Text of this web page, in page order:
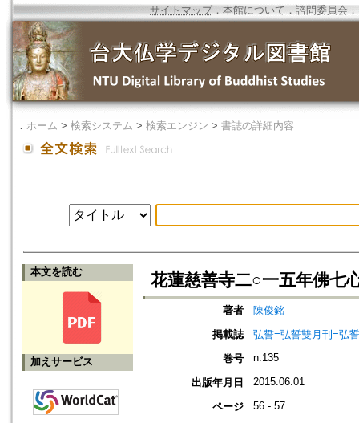
サイトマップ．本館について ． 諮問委員会 ．
． ホーム > 検索システム > 検索エンジン > 書誌の詳細内容
本文を読む
加えサービス
花蓮慈善寺二○一五年佛七
著者
陳俊銘
掲載誌
弘誓=弘誓雙月刊=弘
巻号
n.135
出版年月日 2015.06.01
ページ 56 - 57